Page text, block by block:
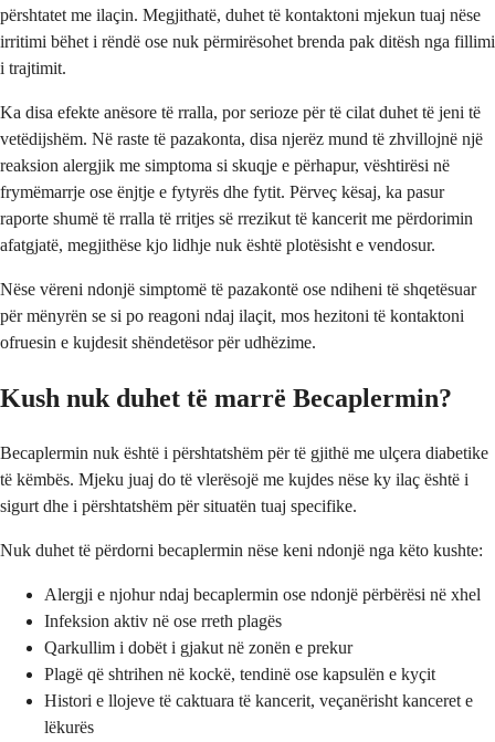
përshtatet me ilaçin. Megjithatë, duhet të kontaktoni mjekun tuaj nëse
irritimi bëhet i rëndë ose nuk përmirësohet brenda pak ditësh nga fillimi
i trajtimit.
Ka disa efekte anësore të rralla, por serioze për të cilat duhet të jeni të
vetëdijshëm. Në raste të pazakonta, disa njerëz mund të zhvillojnë një
reaksion alergjik me simptoma si skuqje e përhapur, vështirësi në
frymëmarrje ose ënjtje e fytyrës dhe fytit. Përveç kësaj, ka pasur
raporte shumë të rralla të rritjes së rrezikut të kancerit me përdorimin
afatgjatë, megjithëse kjo lidhje nuk është plotësisht e vendosur.
Nëse vëreni ndonjë simptomë të pazakontë ose ndiheni të shqetësuar
për mënyrën se si po reagoni ndaj ilaçit, mos hezitoni të kontaktoni
ofruesin e kujdesit shëndetësor për udhëzime.
Kush nuk duhet të marrë Becaplermin?
Becaplermin nuk është i përshtatshëm për të gjithë me ulçera diabetike
të këmbës. Mjeku juaj do të vlerësojë me kujdes nëse ky ilaç është i
sigurt dhe i përshtatshëm për situatën tuaj specifike.
Nuk duhet të përdorni becaplermin nëse keni ndonjë nga këto kushte:
Alergji e njohur ndaj becaplermin ose ndonjë përbërësi në xhel
Infeksion aktiv në ose rreth plagës
Qarkullim i dobët i gjakut në zonën e prekur
Plagë që shtrihen në kockë, tendinë ose kapsulën e kyçit
Histori e llojeve të caktuara të kancerit, veçanërisht kanceret e
lëkurës